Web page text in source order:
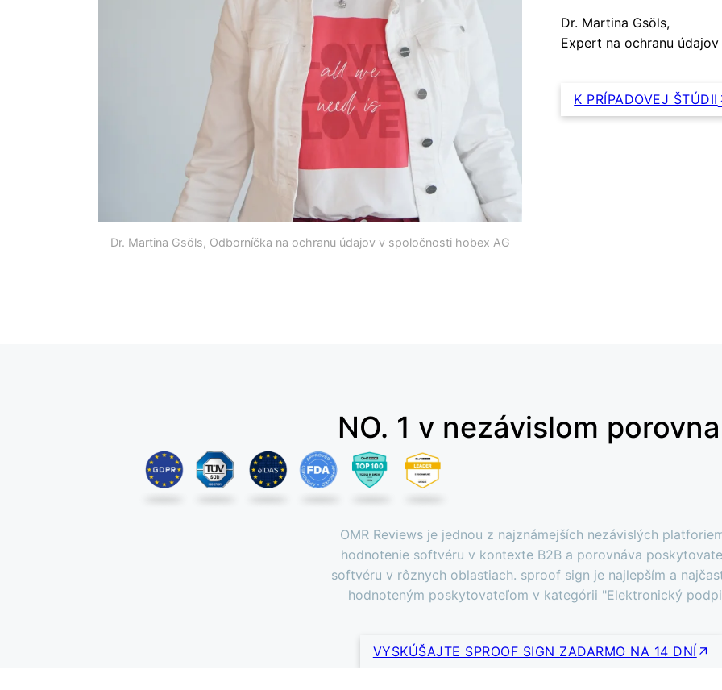
Dr. Martina Gsöls, Odborníčka na ochranu údajov v spoločnosti hobex AG
Dr. Martina Gsöls,
Expert na ochranu
K PRÍPADOVEJ ŠTÚDII
NO. 1 v nezávislom
OMR Reviews je jednou z najznámejších nezávislých
hodnotenie softvéru v kontexte B2B a porovnáva
softvéru v rôznych oblastiach. sproof sign je najlepším a
hodnoteným poskytovateľom v kategórii "Elektronický
VYSKÚŠAJTE SPROOF SIGN ZADARMO NA 14 DNÍ